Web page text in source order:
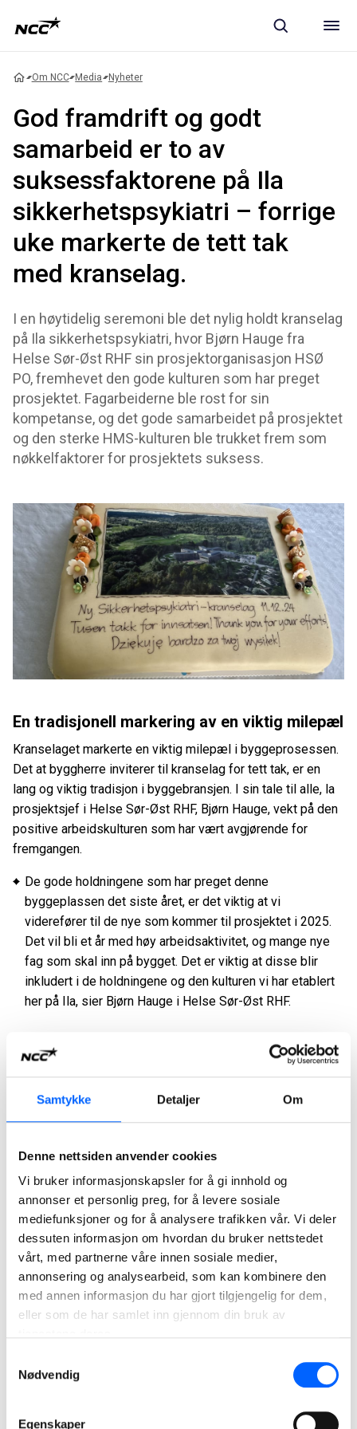
Samtykke Detaljer Om
Denne nettsiden anvender cookies
Vi bruker informasjonskapsler for å gi innhold og
annonser et personlig preg, for å levere sosiale
mediefunksjoner og for å analysere trafikken vår. Vi deler
dessuten informasjon om hvordan du bruker nettstedet
vårt, med partnerne våre innen sosiale medier,
annonsering og analysearbeid, som kan kombinere den
med annen informasjon du har gjort tilgjengelig for dem,
eller som de har samlet inn gjennom din bruk av
Nødvendig
Egenskaper
Om NCC Media Nyheter
God framdrift og godt
samarbeid er to av
suksessfaktorene på Ila
sikkerhetspsykiatri – forrige
uke markerte de tett tak
med kranselag.
I en høytidelig seremoni ble det nylig holdt kranselag
på Ila sikkerhetspsykiatri, hvor Bjørn Hauge fra
Helse Sør-Øst RHF sin prosjektorganisasjon HSØ
PO, fremhevet den gode kulturen som har preget
prosjektet. Fagarbeiderne ble rost for sin
kompetanse, og det gode samarbeidet på prosjektet
og den sterke HMS-kulturen ble trukket frem som
nøkkelfaktorer for prosjektets suksess.
En tradisjonell markering av en viktig milepæl
Kranselaget markerte en viktig milepæl i byggeprosessen.
Det at byggherre inviterer til kranselag for tett tak, er en
lang og viktig tradisjon i byggebransjen. I sin tale til alle, la
prosjektsjef i Helse Sør-Øst RHF, Bjørn Hauge, vekt på den
positive arbeidskulturen som har vært avgjørende for
fremgangen.
De gode holdningene som har preget denne
byggeplassen det siste året, er det viktig at vi
viderefører til de nye som kommer til prosjektet i 2025.
Det vil bli et år med høy arbeidsaktivitet, og mange nye
fag som skal inn på bygget. Det er viktig at disse blir
inkludert i de holdningene og den kulturen vi har etablert
her på Ila, sier Bjørn Hauge i Helse Sør-Øst RHF.
HMS-kultur i fokus
gode HMS-arbeidet på byggeplassen. Ottestad fremhevet
hvordan sikkerhet og helse har vært prioritert gjennom hele
produktivt arbeidsmiljø.
Vi har alle et ansvar for helse, miljø og sikkerhet, og ingen
av oss har lov til å gå forbi. Vi ser det i rapporteringene
våre, og HMS-tallene, at det jobbes kontinuerlig med
dette. Det er mange dyktige kollegaer her på prosjektet,
og jeg vil takke alle sammen for deres innsats, sier Ståle
Ottestad.
for anledningen, kransekake levert av Grini bakeri.
Når bygget står ferdig skal det samle lokal og regional